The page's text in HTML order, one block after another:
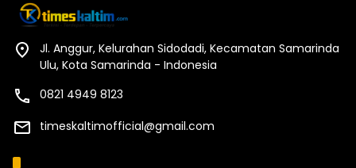
Jl. Anggur, Kelurahan Sidodadi, Kecamatan Samarinda
Ulu, Kota Samarinda - Indonesia
0821 4949 8123
timeskaltimofficial@gmail.com